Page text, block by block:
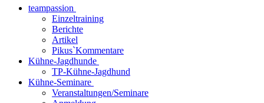
teampassion
Einzeltraining
Berichte
Artikel
Pikus`Kommentare
Kühne-Jagdhunde
TP-Kühne-Jagdhund
Kühne-Seminare
Veranstaltungen/Seminare